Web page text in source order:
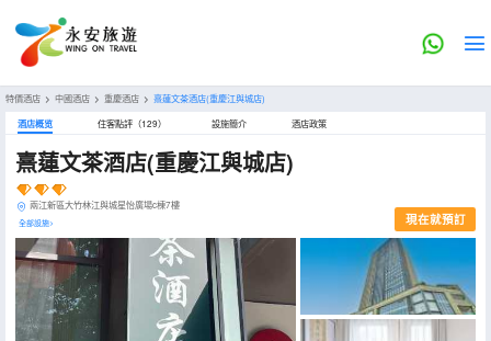
特價酒店 > 中國酒店 > 重慶酒店 > 熹蓮文茶酒店(重慶江與城店)
酒店概览 住客點評（129） 設施簡介 酒店政策
熹蓮文茶酒店(重慶江與城店)
兩江新區大竹林江與城星怡廣場c棟7樓
全部設施> 現在就預訂